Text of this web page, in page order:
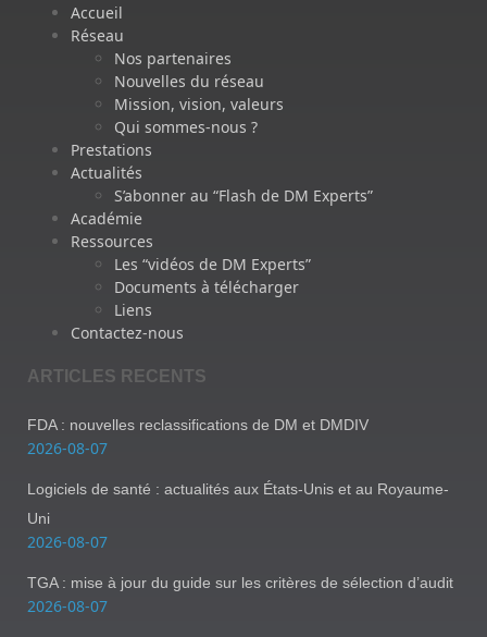
Accueil
Réseau
Nos partenaires
Nouvelles du réseau
Mission, vision, valeurs
Qui sommes-nous ?
Prestations
Actualités
S’abonner au “Flash de DM Experts”
Académie
Ressources
Les “vidéos de DM Experts”
Documents à télécharger
Liens
Contactez-nous
ARTICLES RECENTS
FDA : nouvelles reclassifications de DM et DMDIV
2026-08-07
Logiciels de santé : actualités aux États-Unis et au Royaume-
Uni
2026-08-07
TGA : mise à jour du guide sur les critères de sélection d’audit
2026-08-07